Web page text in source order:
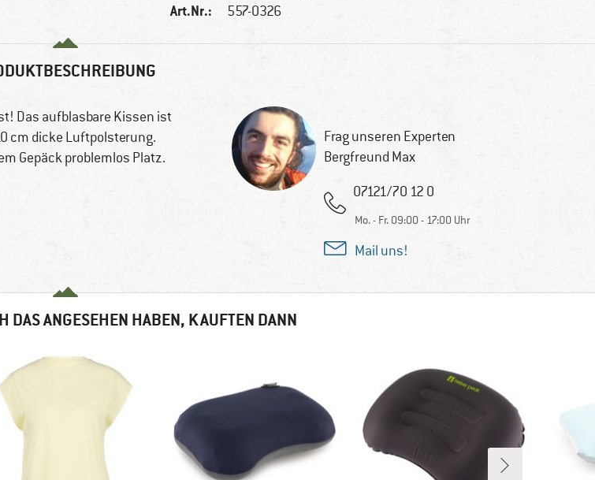
Art.Nr.: 557-0326
Das aufblasbare Kissen ist
cm dicke Luftpolsterung.
Gepäck problemlos Platz.
Frag unseren Experten
Bergfreund Max
07121/70 12 0
Mo. - Fr. 09:00 - 17:00 Uhr
Mail uns!
DAS ANGESEHEN HABEN, KAUFTEN DANN